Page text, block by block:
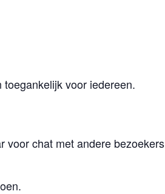
voor iedereen.
voor chat met andere bezoekers